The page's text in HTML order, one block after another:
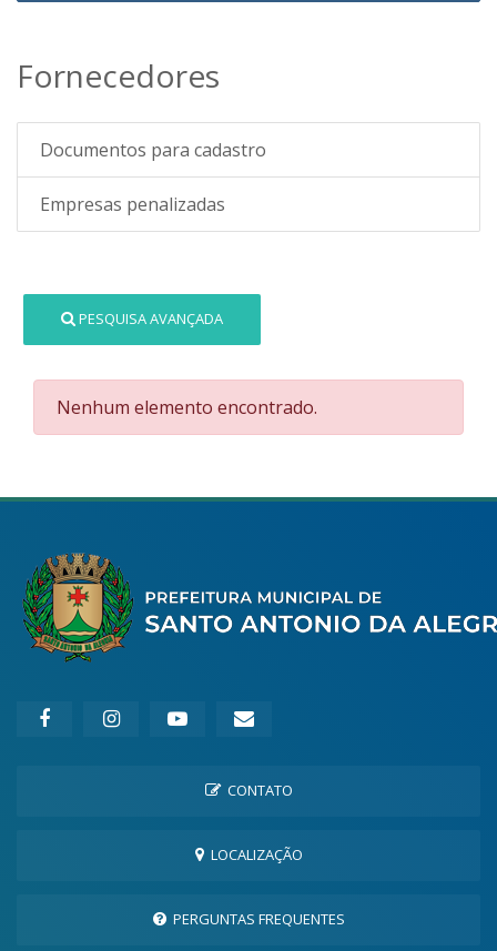
Fornecedores
Documentos para cadastro
Empresas penalizadas
PESQUISA AVANÇADA
Nenhum elemento encontrado.
CONTATO
LOCALIZAÇÃO
PERGUNTAS FREQUENTES